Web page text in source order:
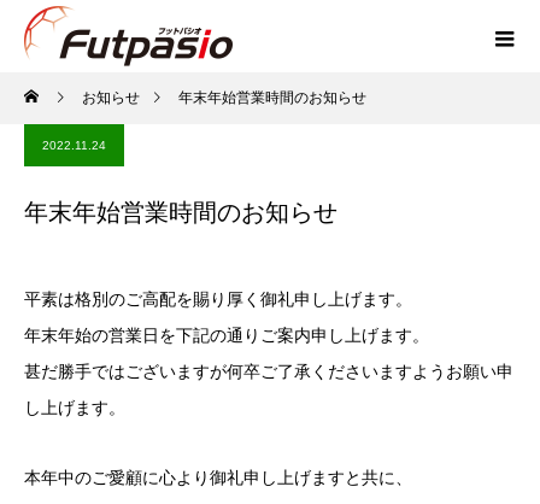
お知らせ 年末年始営業時間のお知らせ
2022.11.24
年末年始営業時間のお知らせ
平素は格別のご高配を賜り厚く御礼申し上げます。
年末年始の営業日を下記の通りご案内申し上げます。
甚だ勝手ではございますが何卒ご了承くださいますようお願い申
し上げます。
本年中のご愛顧に心より御礼申し上げますと共に、